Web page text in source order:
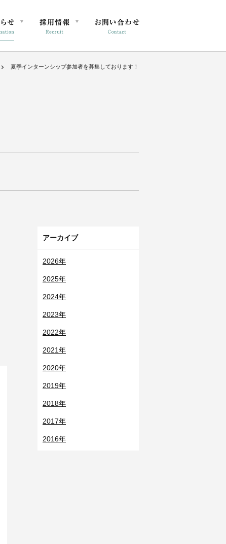
夏季インターンシップ参加者を募集しております！
アーカイブ
2026年
2025年
2024年
2023年
2022年
2021年
2020年
2019年
2018年
2017年
2016年